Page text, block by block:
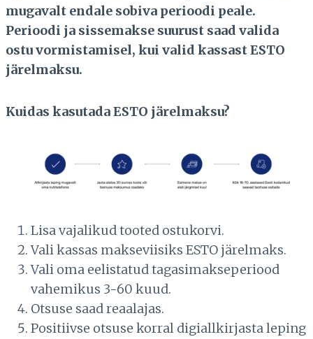
mugavalt endale sobiva perioodi peale.
Perioodi ja sissemakse suurust saad valida
ostu vormistamisel, kui valid kassast ESTO
järelmaksu.
Kuidas kasutada ESTO järelmaksu?
Lisa vajalikud tooted ostukorvi.
Vali kassas makseviisiks ESTO järelmaks.
Vali oma eelistatud tagasimakseperiood
vahemikus 3-60 kuud.
Otsuse saad reaalajas.
Positiivse otsuse korral digiallkirjasta leping